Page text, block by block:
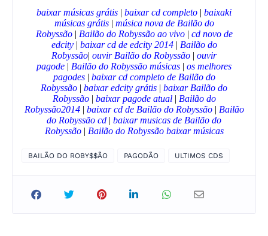
baixar músicas grátis baixar cd completo
baixaki
músicas grátis| música nova de Bailão do
Robyssão
Bailão do Robyssão ao vivo| cd novo de
edcity
baixar cd de edcity 2014| Bailão do
Robyssão ouvirBailão do Robyssão
ouvir
pagode
Bailão do Robyssão músicas
os melhores
pagodes| baixar cd completo de Bailão do
Robyssão
baixaredcity grátis baixarBailão do
Robyssão
baixar pagode atual| Bailão do
Robyssão2014| baixar cd de Bailão do Robyssão
Bailão
do Robyssão cd baixar musicas de Bailão do
Robyssão
Bailão do Robyssão baixar músicas
BAILÃO DO ROBY$$ÃO PAGODÃO ULTIMOS CDS